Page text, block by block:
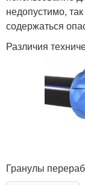
недопустимо,
содержаться
Различия
Гранулы